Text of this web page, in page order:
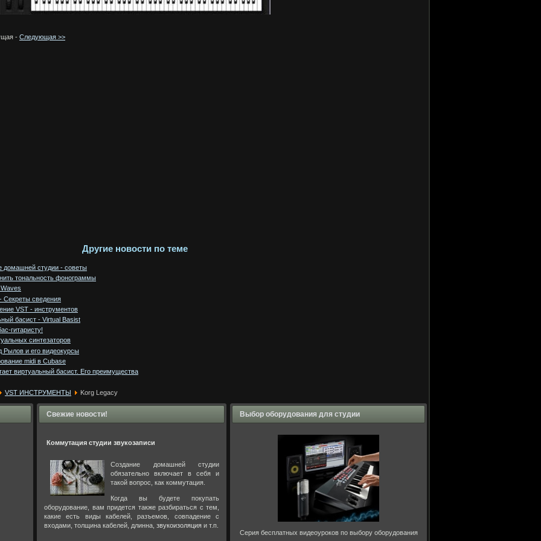
- Следующая >>
Другие новости по теме
домашней студии - советы
тональность фонограммы
Секреты сведения
VST - инструментов
басист - Virtual Basist
гитаристу!
синтезаторов
Рылов и его видеокурсы
midi в Cubase
виртуальный басист. Его преимущества
VST ИНСТРУМЕНТЫ Korg Legacy
Свежие новости!
Коммутация студии звукозаписи
Создание домашней студии
обязательно включает в себя и
такой вопрос, как коммутация.
Когда вы будете покупать
оборудование, вам придется также разбираться с тем,
какие есть виды кабелей, разъемов, совпадение с
входами, толщина кабелей, длинна, звукоизоляция и т.п.
Выбор оборудования для студии
Серия бесплатных видеоуроков по выбору оборудования